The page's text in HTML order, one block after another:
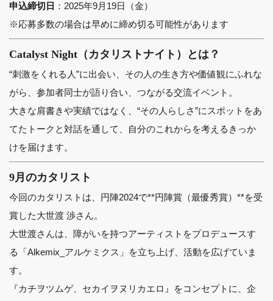
申込締切日 ：2025年9月19日（金）
※応募多数の場合は早めに締め切る可能性があります
Catalyst Night（カタリストナイト）とは？
“刺激をくれる人”に出会い、その人の生き方や価値観にふれな
がら、参加者同士が語り合い、つながる交流イベント。
大きな肩書きや実績ではなく、“その人らしさ”にスポットをあ
てたトークと対話を通して、自分のこれからを考えるきっか
けを届けます。
9月のカタリスト
今回のカタリストは、円陣2024で**円陣賞（最優秀賞）**を受
賞した大世渡 渉さん。
大世渡さんは、障がいを持つアーティストをプロデュースす
る「Alkemix_アルケミクス」を立ち上げ、活動を広げていま
す。
『カチヲツムゲ、セカイヲヌリカエロ』をコンセプトに、企